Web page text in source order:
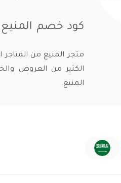
كود خصم المنيع 2026 اقوى كوبونات واكواد Almanea حتى 40%
متجر المنيع من المتاجر
الكثير من العروض
المنيع.